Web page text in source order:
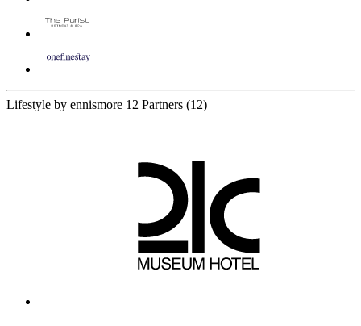
Lifestyle by ennismore 12 Partners (12)